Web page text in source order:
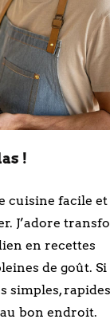
!
cuisine facile
J’adore
en recettes
de goût. Si
simples,
bon endroit.